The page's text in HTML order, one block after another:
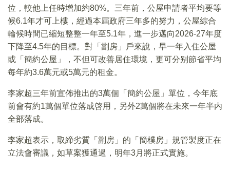
位，較他上任時增加約80%。三年前，公屋申請者平均要等
候6.1年才可上樓，經過本屆政府三年多的努力，公屋綜合
輪候時間已縮短整整一年至5.1年，進一步邁向2026-27年度
下降至4.5年的目標。對「劏房」戶來說，早一年入住公屋
或「簡約公屋」，不但可改善居住環境，更可分别節省平均
每年約3.6萬元或5萬元的租金。
李家超三年前宣佈推出的3萬個「簡約公屋」單位，今年底
前會有約1萬個單位落成啓用，另外2萬個將在未來一年半内
全部落成。
李家超表示，取締劣質「劏房」的「簡樸房」規管製度正在
立法會審議，如草案獲通過，明年3月將正式實施。